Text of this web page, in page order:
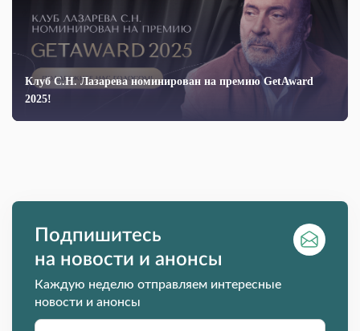
Клуб С.Н. Лазарева номинирован на премию GetAward
2025!
Подпишитесь
на новости и анонсы
Каждую неделю отправляем интересные
новости и анонсы